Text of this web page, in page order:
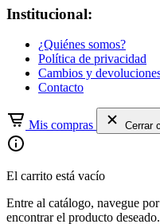
Institucional:
¿Quiénes somos?
Política de privacidad
Cambios y
Contacto
Mis compras Cerrar
El carrito está vacío
Entre al catálogo, navegue
encontrar el producto deseado.